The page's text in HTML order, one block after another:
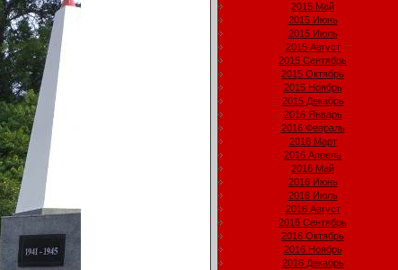
2015 Май
2015 Июнь
2015 Июль
2015 Август
2015 Сентябрь
2015 Октябрь
2015 Ноябрь
2015 Декабрь
2016 Январь
2016 Февраль
2016 Март
2016 Апрель
2016 Май
2016 Июнь
2016 Июль
2016 Август
2016 Сентябрь
2016 Октябрь
2016 Ноябрь
2016 Декабрь